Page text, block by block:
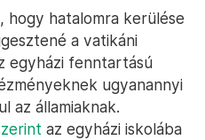
hogy hatalomra kerülése
a vatikáni
egyházi fenntartású
ugyanannyi
az államiaknak.
az egyházi iskolába